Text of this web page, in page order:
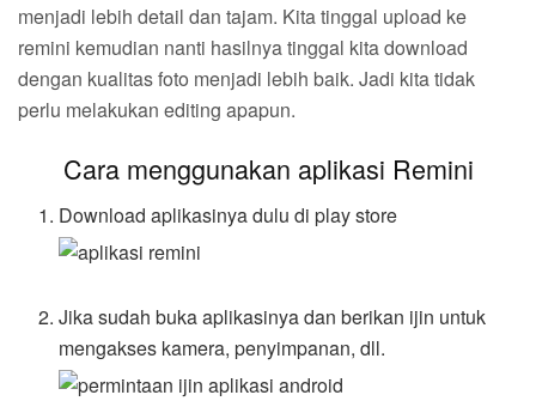
menjadi lebih detail dan tajam. Kita tinggal upload ke
remini kemudian nanti hasilnya tinggal kita download
dengan kualitas foto menjadi lebih baik. Jadi kita tidak
perlu melakukan editing apapun.
Cara menggunakan aplikasi Remini
Download aplikasinya dulu di play store
Jika sudah buka aplikasinya dan berikan ijin untuk
mengakses kamera, penyimpanan, dll.